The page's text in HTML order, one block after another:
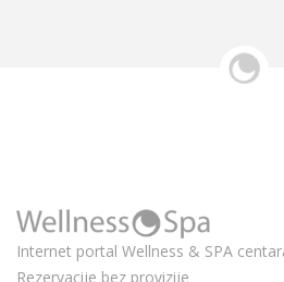
Internet portal Wellness & SPA
Rezervacije bez provizije